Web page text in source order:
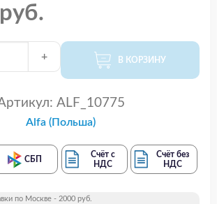
+ В КОРЗИНУ
ALF_10775
Alfa (Польша)
СБП
Счёт с
НДС
Счёт без
НДС
по Москве - 2000 руб.